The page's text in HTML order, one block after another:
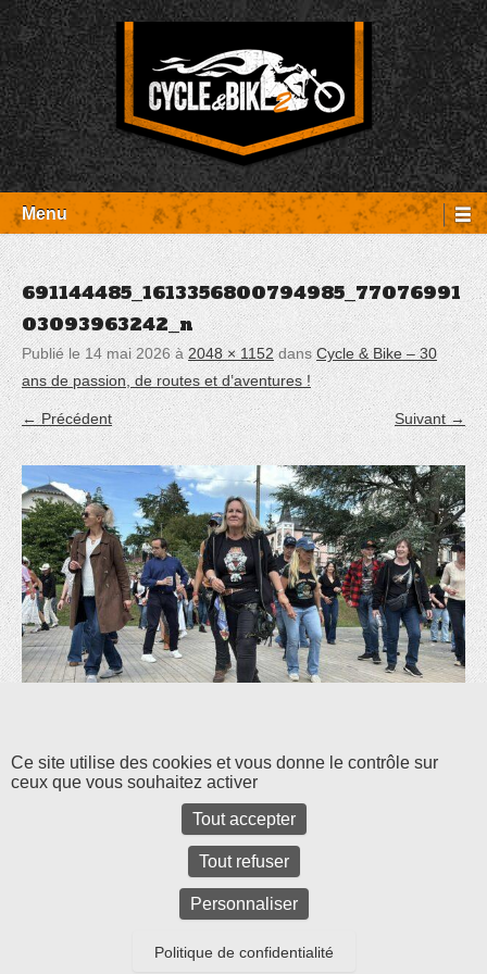
Aller
au
contenu
Cycle et Bike
Entretien Harley-Davidson, préparation et custom, boutique, pièces
détachées Rambouillet
Menu
691144485_1613356800794985_77076991
03093963242_n
Publié le14 mai 2026à2048 × 1152dansCycle & Bike – 30
ans de passion, de routes et d’aventures !
← Précédent Suivant →
Panneau de gestion des cookies
Ce site utilise des cookies et vous donne le contrôle sur
ceux que vous souhaitez activer
Tout accepter
Tout refuser
Personnaliser
Politique de confidentialité